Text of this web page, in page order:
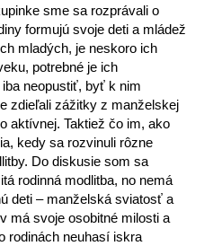
sme sa rozprávali o
formujú svoje deti a mládež
mladých, je neskoro ich
potrebné je ich
neopustiť, byť k nim
zdieľali zážitky z manželskej
aktívnej. Taktiež čo im, ako
kedy sa rozvinuli rôzne
Do diskusie som sa
rodinná modlitba, no nemá
deti – manželská sviatosť a
má svoje osobitné milosti a
rodinách neuhasí iskra